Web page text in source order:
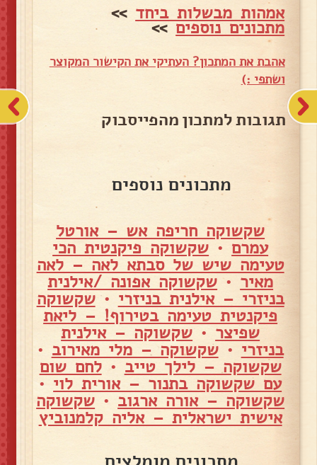
אמהות מבשלות ביחד >>
מתכונים נוספים>>
אהבת את המתכון? העתיקי את הקישור המקוצר
ושתפי :)
תגובות למתכון מהפייסבוק
מתכונים נוספים
שקשוקה חריפה אש – אורטל
עמרם • שקשוקה פיקנטית הכי
טעימה שיש של סבתא לאה – לאה
מאיר • שקשוקה אפונה /אילנית
בניזרי – אילנית בניזרי •שקשוקה
פיקנטית טעימה בטירוף! – ליאת
שפיצר • שקשוקה – אילנית
בניזרי •שקשוקה – מלי מאירוב •
שקשוקה – לילך טייב •לחם שום
עם שקשוקה בתנור – אורית לוי •
שקשוקה – אורה ארגוב • שקשוקה
אישית ישראלית – אליה קלמנוביץ